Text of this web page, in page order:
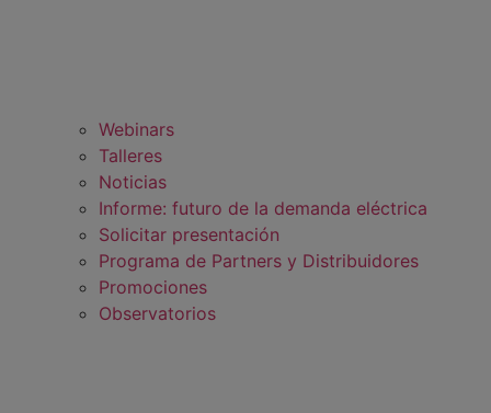
Webinars
Talleres
Noticias
Informe: futuro de la demanda eléctrica
Solicitar presentación
Programa de Partners y Distribuidores
Promociones
Observatorios